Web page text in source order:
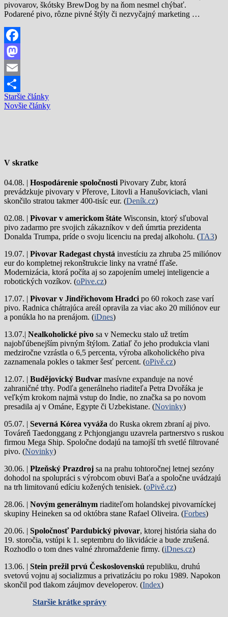
pivovarov, škótsky BrewDog by na ňom nesmel chýbať.
Podarené pivo, rôzne pivné štýly či nezvyčajný marketing …
Facebook
Mastodon
Email
Share
Navigácia
v
Staršie články
Novšie články
V skratke
04.08. | Hospodárenie spoločnosti Pivovary Zubr, ktorá
prevádzkuje pivovary v Přerove, Litovli a Hanušoviciach, vlani
skončilo stratou takmer 400-tisíc eur. (Deník.cz)
02.08. | Pivovar v americkom štáte Wisconsin, ktorý sľuboval
pivo zadarmo pre svojich zákazníkov v deň úmrtia prezidenta
Donalda Trumpa, príde o svoju licenciu na predaj alkoholu. (TA3)
19.07. | Pivovar Radegast chystá investíciu za zhruba 25 miliónov
eur do kompletnej rekonštrukcie linky na vratné fľaše.
Modernizácia, ktorá počíta aj so zapojením umelej inteligencie a
robotických vozíkov. (oPive.cz)
17.07. | Pivovar v Jindřichovom Hradci po 60 rokoch zase varí
pivo. Radnica chátrajúca areál opravila za viac ako 20 miliónov eur
a ponúkla ho na prenájom. (iDnes)
13.07.| Nealkoholické pivo sa v Nemecku stalo už tretím
najobľúbenejším pivným štýlom. Zatiaľ čo jeho produkcia vlani
medziročne vzrástla o 6,5 percenta, výroba alkoholického piva
zaznamenala pokles o takmer šesť percent. (oPivě.cz)
12.07. | Budějovický Budvar masívne expanduje na nové
zahraničné trhy. Podľa generálneho riaditeľa Petra Dvořáka je
veľkým krokom najmä vstup do Indie, no značka sa po novom
presadila aj v Ománe, Egypte či Uzbekistane. (Novinky)
05.07. | Severná Kórea vyváža do Ruska okrem zbraní aj pivo.
Továreň Taedonggang z Pchjongjangu uzavrela partnerstvo s ruskou
firmou Mega Ship. Spoločne dodajú na tamojší trh svetlé filtrované
pivo. (Novinky)
30.06. | Plzeňský Prazdroj sa na prahu tohtoročnej letnej sezóny
dohodol na spolupráci s výrobcom obuvi Baťa a spoločne uvádzajú
na trh limitovanú edíciu kožených tenisiek. (oPivě.cz)
28.06. | Novým generálnym riaditeľom holandskej pivovarníckej
skupiny Heineken sa od októbra stane Rafael Oliveira. (Forbes)
20.06. | Spoločnosť Pardubický pivovar, ktorej história siaha do
19. storočia, vstúpi k 1. septembru do likvidácie a bude zrušená.
Rozhodlo o tom dnes valné zhromaždenie firmy. (iDnes.cz)
13.06. | Stein prežil prvú Československú republiku, druhú
svetovú vojnu aj socializmus a privatizáciu po roku 1989. Napokon
skončil pod tlakom záujmov developerov. (Index)
Staršie krátke správy